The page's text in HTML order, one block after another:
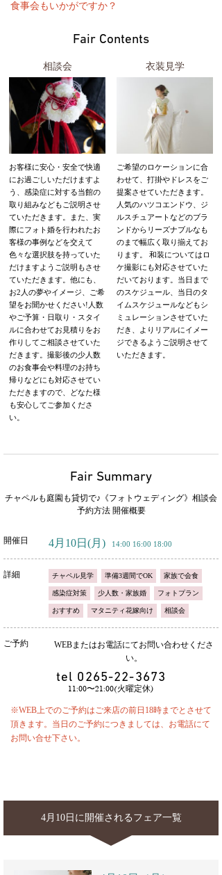
食事会もいかがですか？
Fair Contents
相談会
お客様に安心・安全で快適
にお過ごしいただけますよ
う、感染症に対する当館の
取り組みなどもご説明させ
ていただきます。また、実
際にフォト婚を行われたお
客様の事例などを交えて
色々な選択肢を持っていた
だけますようご説明もさせ
ていただきます。他にも、
お2人の夢やイメージ、ご希
望をお聞かせください!人数
やご予算・日取り・スタイ
ルに合わせてお見積りをお
作りしてご相談させていた
だきます。撮影後の少人数
のお食事会や料理のお持ち
帰りなどにも対応させてい
ただきますので、どなた様
も安心してご参加くださ
い。
衣装見学
ご希望のロケーションに合
わせて、打掛やドレスをご
提案させていただきます。
人気のハツコエンドウ、ジ
ルスチュアートなどのブラ
ンドからリーズナブルなも
のまで幅広く取り揃えてお
ります。 和装についてはロ
ケ撮影にも対応させていた
だいております。当日まで
のスケジュール、当日のタ
イムスケジュールなどもシ
ミュレーションさせていた
だき、よりリアルにイメー
ジできるようご説明させて
いただきます。
Fair Summary
チャペルも庭園も貸切で♪《フォトウェディング》相談会
予約方法 開催概要
開催日 4月10日 (月) 14:00 16:00 18:00
詳細 チャペル見学 準備3週間でOK 家族で会食
感染症対策 少人数・家族婚 フォトプラン
おすすめ マタニティ花嫁向け 相談会
ご予約
WEBまたはお電話にてお問い合わせくださ
い。
tel 0265-22-3673
11:00〜21:00(火曜定休)
※WEB上でのご予約はご来店の前日18時までとさせて
頂きます。当日のご予約につきましては、お電話にて
お問い合せ下さい。
4月10日に開催されるフェア一覧